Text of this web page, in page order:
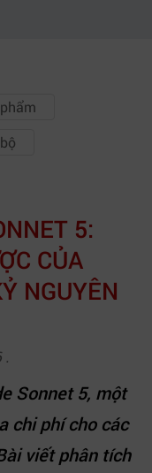
5:
CỦA
NGUYÊN
.
Sonnet 5, một
chi phí cho các
viết phân tích